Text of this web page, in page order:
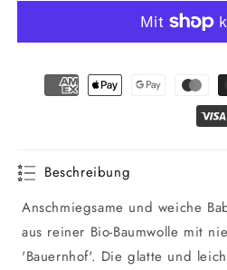
Bettwäsche
Garnitur
Baby-/Kinder-
Bettwäsche
Garnitur
Beschreibung
Anschmiegsame und weiche
aus reiner Bio-Baumwolle mit
'Bauernhof'. Die glatte und